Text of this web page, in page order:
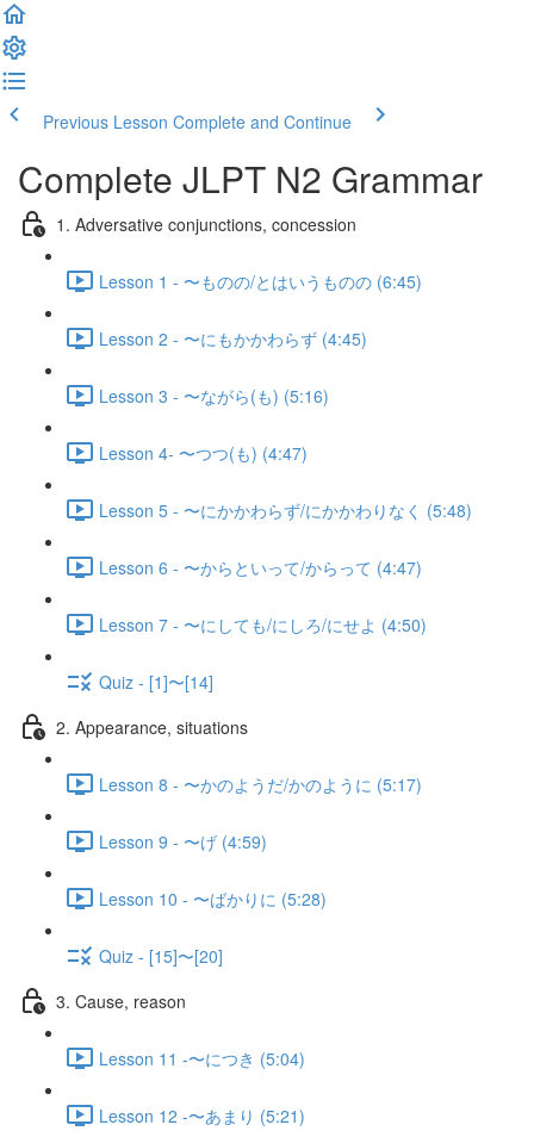
Previous Lesson Complete and Continue
Complete JLPT N2 Grammar
1. Adversative conjunctions, concession
Lesson 1 - 〜ものの/とはいうものの (6:45)
Lesson 2 - 〜にもかかわらず (4:45)
Lesson 3 - 〜ながら(も) (5:16)
Lesson 4- 〜つつ(も) (4:47)
Lesson 5 - 〜にかかわらず/にかかわりなく (5:48)
Lesson 6 - 〜からといって/からって (4:47)
Lesson 7 - 〜にしても/にしろ/にせよ (4:50)
Quiz - [1]〜[14]
2. Appearance, situations
Lesson 8 - 〜かのようだ/かのように (5:17)
Lesson 9 - 〜げ (4:59)
Lesson 10 - 〜ばかりに (5:28)
Quiz - [15]〜[20]
3. Cause, reason
Lesson 11 -〜につき (5:04)
Lesson 12 -〜あまり (5:21)